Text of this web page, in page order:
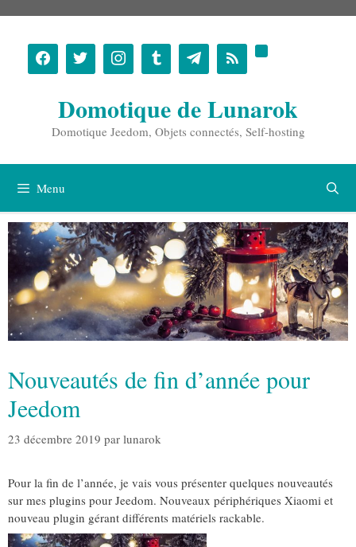
contenu
Domotique de Lunarok
Domotique Jeedom, Objets connectés, Self-hosting
Menu
Nouveautés de fin d’année pour
Jeedom
23 décembre 2019 par lunarok
Pour la fin de l’année, je vais vous présenter quelques nouveautés
sur mes plugins pour Jeedom. Nouveaux périphériques Xiaomi et
nouveau plugin gérant différents matériels rackable.